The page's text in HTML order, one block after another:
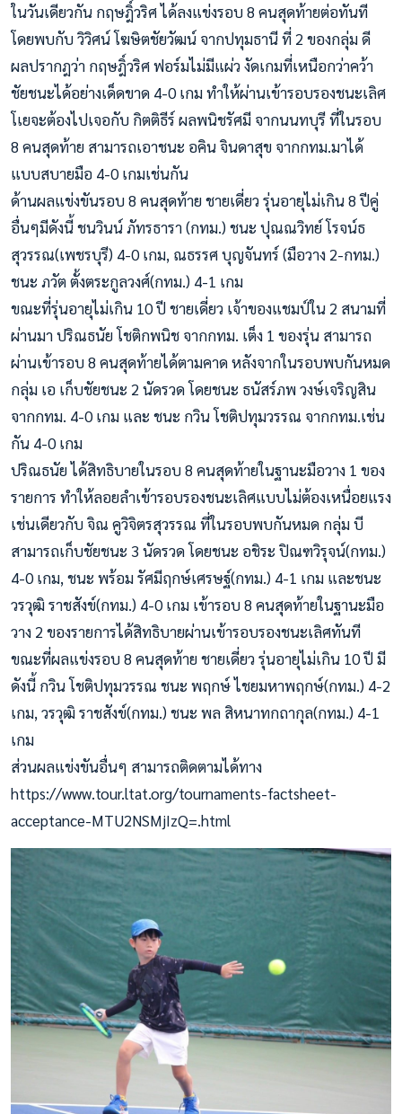
ในวันเดียวกัน กฤษฎิ์วริศ ได้ลงแข่งรอบ 8 คนสุดท้ายต่อทันที
โดยพบกับ วิวิศน์ โฆษิตชัยวัฒน์ จากปทุมธานี ที่ 2 ของกลุ่ม ดี
ผลปรากฎว่า กฤษฎิ์วริศ ฟอร์มไม่มีแผ่ว งัดเกมที่เหนือกว่าคว้า
ชัยชนะได้อย่างเด็ดขาด 4-0 เกม ทำให้ผ่านเข้ารอบรองชนะเลิศ
โเยจะต้องไปเจอกับ กิตติธีร์ ผลพนิชรัศมี จากนนทบุรี ที่ในรอบ
8 คนสุดท้าย สามารถเอาชนะ อคิน จินดาสุข จากกทม.มาได้
แบบสบายมือ 4-0 เกมเช่นกัน
ด้านผลแข่งขันรอบ 8 คนสุดท้าย ชายเดี่ยว รุ่นอายุไม่เกิน 8 ปีคู่
อื่นๆมีดังนี้ ชนวินน์ ภัทรธารา (กทม.) ชนะ ปุณณวิทย์ โรจน์ธ
สุวรรณ(เพชรบุรี) 4-0 เกม, ณธรรศ บุญจันทร์ (มือวาง 2-กทม.)
ชนะ ภวัต ตั้งตระกูลวงศ์(กทม.) 4-1 เกม
ขณะที่รุ่นอายุไม่เกิน 10 ปี ชายเดี่ยว เจ้าของแชมป์ใน 2 สนามที่
ผ่านมา ปริณธนัย โชติกพนิช จากกทม. เต็ง 1 ของรุ่น สามารถ
ผ่านเข้ารอบ 8 คนสุดท้ายได้ตามคาด หลังจากในรอบพบกันหมด
กลุ่ม เอ เก็บชัยชนะ 2 นัดรวด โดยชนะ ธนัสร์ภพ วงษ์เจริญสิน
จากกทม. 4-0 เกม และ ชนะ กวิน โชติปทุมวรรณ จากกทม.เช่น
กัน 4-0 เกม
ปริณธนัย ได้สิทธิบายในรอบ 8 คนสุดท้ายในฐานะมือวาง 1 ของ
รายการ ทำให้ลอยลำเข้ารอบรองชนะเลิศแบบไม่ต้องเหนื่อยแรง
เช่นเดียวกับ จิณ คูวิจิตรสุวรรณ ที่ในรอบพบกันหมด กลุ่ม บี
สามารถเก็บชัยชนะ 3 นัดรวด โดยชนะ อชิระ ปิณฑวิรุจน์(กทม.)
4-0 เกม, ชนะ พร้อม รัศมีฤกษ์เศรษฐ์(กทม.) 4-1 เกม และชนะ
วรวุฒิ ราชสังข์(กทม.) 4-0 เกม เข้ารอบ 8 คนสุดท้ายในฐานะมือ
วาง 2 ของรายการได้สิทธิบายผ่านเข้ารอบรองชนะเลิศทันที
ขณะที่ผลแข่งรอบ 8 คนสุดท้าย ชายเดี่ยว รุ่นอายุไม่เกิน 10 ปี มี
ดังนี้ กวิน โชติปทุมวรรณ ชนะ พฤกษ์ ไชยมหาพฤกษ์(กทม.) 4-2
เกม, วรวุฒิ ราชสังข์(กทม.) ชนะ พล สิหนาทกถากุล(กทม.) 4-1
เกม
ส่วนผลแข่งขันอื่นๆ สามารถติดตามได้ทาง
https://www.tour.ltat.org/tournaments-factsheet-
acceptance-MTU2NSMjIzQ=.html